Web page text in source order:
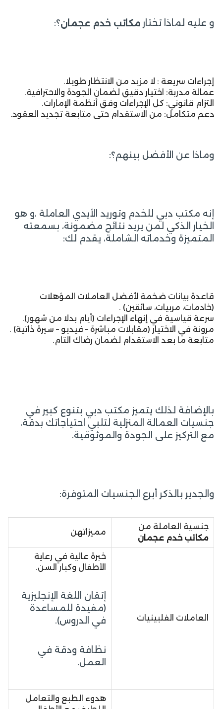
و عليه لماذا تختار مكاتب خدم عجمان؟:
إجراءات سريعة : لا مزيد من الانتظار طويلا.
عمالة مدربة: اختيار دقيق لضمان الجودة والاحترافية.
التزام قانوني: كل الإجراءات وفق أنظمة الإمارات.
دعم متكامل: من الاستقدام حتى متابعة تجديد العقود.
وماذا عن الأفضل بينهم؟:
إنه مكتب دبي للخدم وتوريد الأيدي العاملة ،و هو
الخيار الذكي لمن يريد نتائج مضمونة، بسمعته
المتميزة وخدماته الشاملة، يقدم لك:
قاعدة بيانات ضخمة لأفضل العاملات المؤهلات
(خادمات، مربيات، سائقين) .
سرعة قياسية في إنهاء الإجراءات (أيام بدلا من شهور).
مرونة في الاختيار (مقابلات مباشرة – فيديو – سيرة ذاتية) .
متابعة ما بعد الاستقدام لضمان رضاك التام.
بالإضافة لذلك يتميز مكتب دبي بتنوع كبير في
جنسيات العمالة المنزلية لتلبي احتياجاتك بدقة،
مع التركيز على الجودة والموثوقية.
والجدير بالذكر أبرع الجنسيات المتوفرة:
جنسية العاملة من
مكاتب خدم عجمان
مميزاتهن
العاملات الفلبينيات
خبرة عالية في رعاية
الأطفال وكبار السن.
إتقان اللغة الإنجليزية
(مفيدة للمساعدة
في الدروس).
نظافة ودقة في
العمل.
هدوء الطبع والتعامل